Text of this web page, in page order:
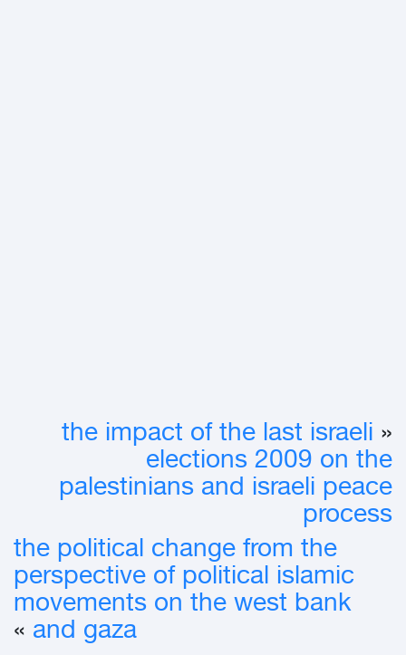
«
the impact of the last israeli
elections 2009 on the
palestinians and israeli peace
process
the political change from the
perspective of political islamic
movements on the west bank
and gaza
»